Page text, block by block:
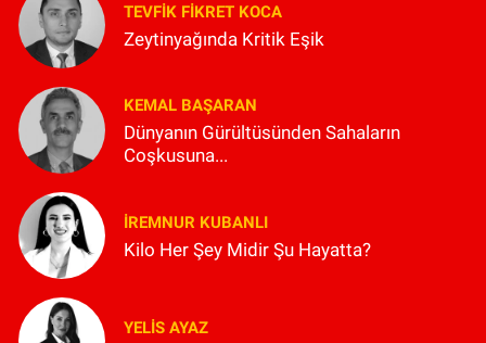
TEVFIK FIKRET KOCA
Zeytinyağında Kritik Eşik
KEMAL BAŞARAN
Dünyanın Gürültüsünden Sahaların
Coşkusuna...
İREMNUR KUBANLI
Kilo Her Şey Midir Şu Hayatta?
YELIS AYAZ